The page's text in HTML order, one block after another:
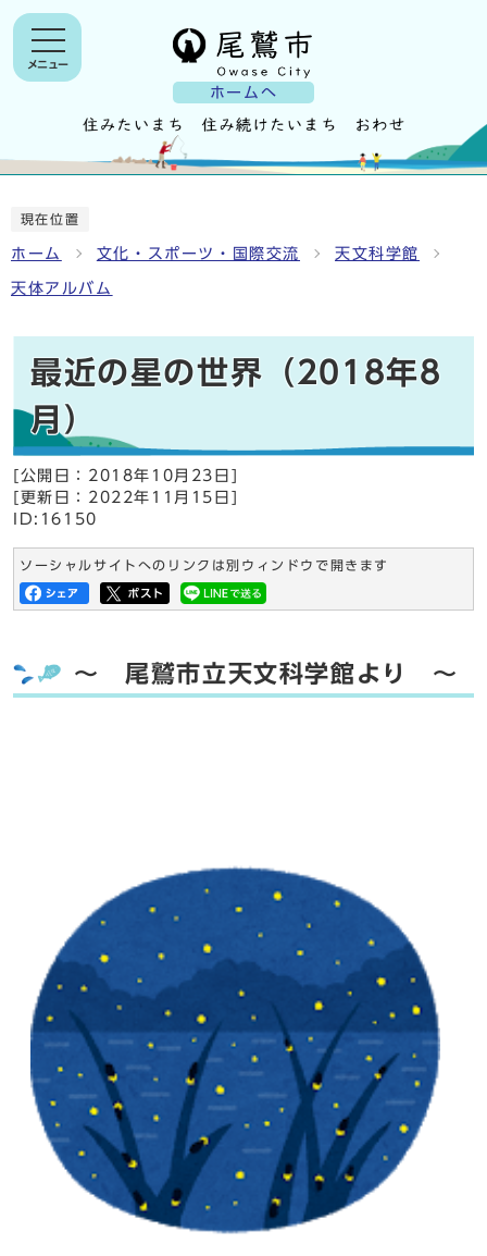
ホームへ
メニュー
現在位置
ホーム 文化・スポーツ・国際交流 天文科学館
天体アルバム
最近の星の世界（2018年8
月）
[公開日： 2018年10月23日
[更新日： 2022年11月15日
ID:16150
ソーシャルサイトへのリンクは別ウィンドウで開きます
～ 尾鷲市立天文科学館より ～